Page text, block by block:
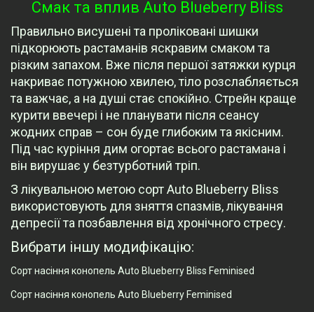
Смак та вплив Auto Blueberry Bliss
Правильно висушені та проліковані шишки
підкорюють растаманів яскравим смаком та
різким запахом. Вже після першої затяжки курця
накриває потужною хвилею, тіло розслабляється
та важчає, а на душі стає спокійно. Стрейн краще
курити ввечері і не планувати після сеансу
жодних справ – сон буде глибоким та якісним.
Під час куріння дим огортає всього растамана і
він вирушає у безтурботний тріп.
З лікувальною метою сорт Auto Blueberry Bliss
використовують для зняття спазмів, лікування
депресії та позбавлення від хронічного стресу.
Вибрати іншу модифікацію:
Сорт насіння конопель Auto Blueberry Bliss Feminised
Сорт насіння конопель Auto Blueberry Feminised